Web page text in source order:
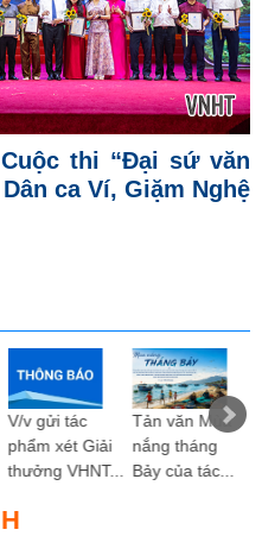
thi “Đại sứ văn
ca Ví, Giặm Nghệ
V/v gửi tác
phẩm xét Giải
thưởng VHNT...
Tản văn Mùa
nắng tháng
Bảy của tác...